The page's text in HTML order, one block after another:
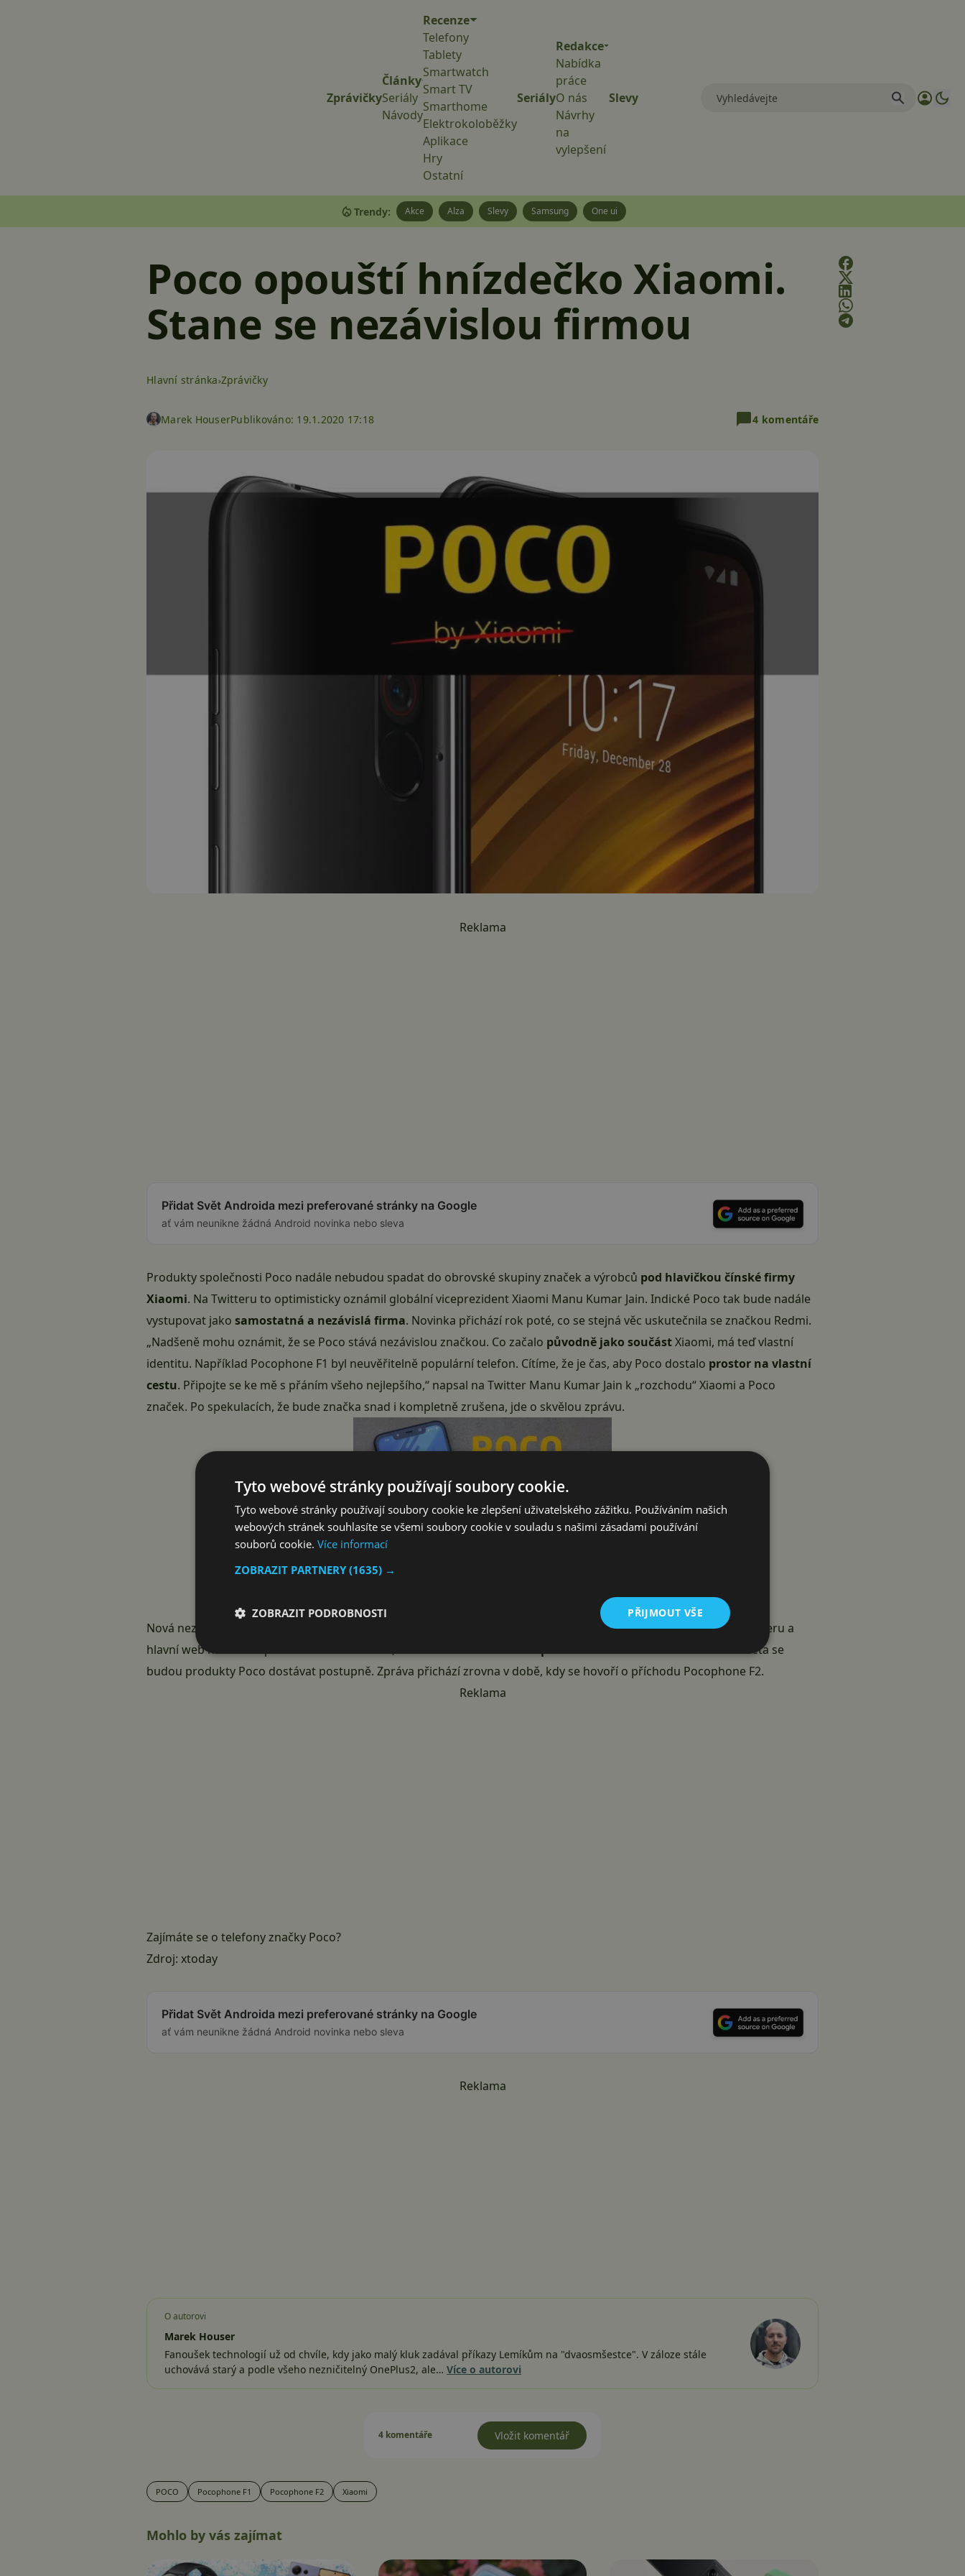
Zprávičky
Články
Seriály
Návody
Recenze
Telefony
Tablety
Smartwatch
Smart TV
Smarthome
Elektrokoloběžky
Aplikace
Hry
Ostatní
Seriály
Redakce
Nabídka
práce
O nás
Návrhy
na
vylepšení
Slevy
Trendy: Akce Alza Slevy Samsung One ui
Poco opouští hnízdečko Xiaomi.
Stane se nezávislou firmou
Hlavní stránka Zprávičky
Marek HouserPublikováno: 19.1.2020 17:18 4 komentáře
Reklama
Přidat Svět Androida mezi preferované stránky na Google
ať vám neunikne žádná Android novinka nebo sleva
Produkty společnosti Poco nadále nebudou spadat do obrovské skupiny značek a výrobců pod hlavičkou čínské firmy
Xiaomi. Na Twitteru to optimisticky oznámil globální viceprezident Xiaomi Manu Kumar Jain. Indické Poco tak bude nadále
vystupovat jako samostatná a nezávislá firma. Novinka přichází rok poté, co se stejná věc uskutečnila se značkou Redmi.
„Nadšeně mohu oznámit, že se Poco stává nezávislou značkou. Co začalo původně jako součástXiaomi, má teď vlastní
identitu. Například Pocophone F1 byl neuvěřitelně populární telefon. Cítíme, že je čas, aby Poco dostalo prostor na vlastní
cestu. Připojte se ke mě s přáním všeho nejlepšího,“ napsal na Twitter Manu Kumar Jain k „rozchodu“ Xiaomi a Poco
značek. Po spekulacích, že bude značka snad i kompletně zrušena, jde o skvělou zprávu.
Nová nezávislá firma bude mít hlavní sídlo v Indii, což napovídá označení @IndiaPOCO na globální stránce na Twitteru a
hlavní web na adrese poco.in. Dá se očekávat, že
a do dalších částí světa se
budou produkty Poco dostávat postupně. Zpráva přichází zrovna v době, kdy se hovoří o příchodu Pocophone F2.
Reklama
Zajímáte se o telefony značky Poco?
Zdroj: xtoday
Přidat Svět Androida mezi preferované stránky na Google
ať vám neunikne žádná Android novinka nebo sleva
Reklama
O autorovi
Marek Houser
Fanoušek technologií už od chvíle, kdy jako malý kluk zadával příkazy Lemíkům na "dvaosmšestce". V záloze stále
uchovává starý a podle všeho nezničitelný OnePlus2, ale… Více o autorovi
4 komentáře Vložit komentář
POCO Pocophone F1 Pocophone F2 Xiaomi
Mohlo by vás zajímat
Tyto webové stránky používají soubory cookie.
Tyto webové stránky používají soubory cookie ke zlepšení uživatelského zážitku. Používáním našich
webových stránek souhlasíte se všemi soubory cookie v souladu s našimi zásadami používání
souborů cookie. Více informací
ZOBRAZIT PARTNERY(1635) →
PŘIJMOUT VŠE
ZOBRAZIT PODROBNOSTI